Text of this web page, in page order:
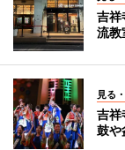
吉祥
流教
見る
吉祥
鼓や